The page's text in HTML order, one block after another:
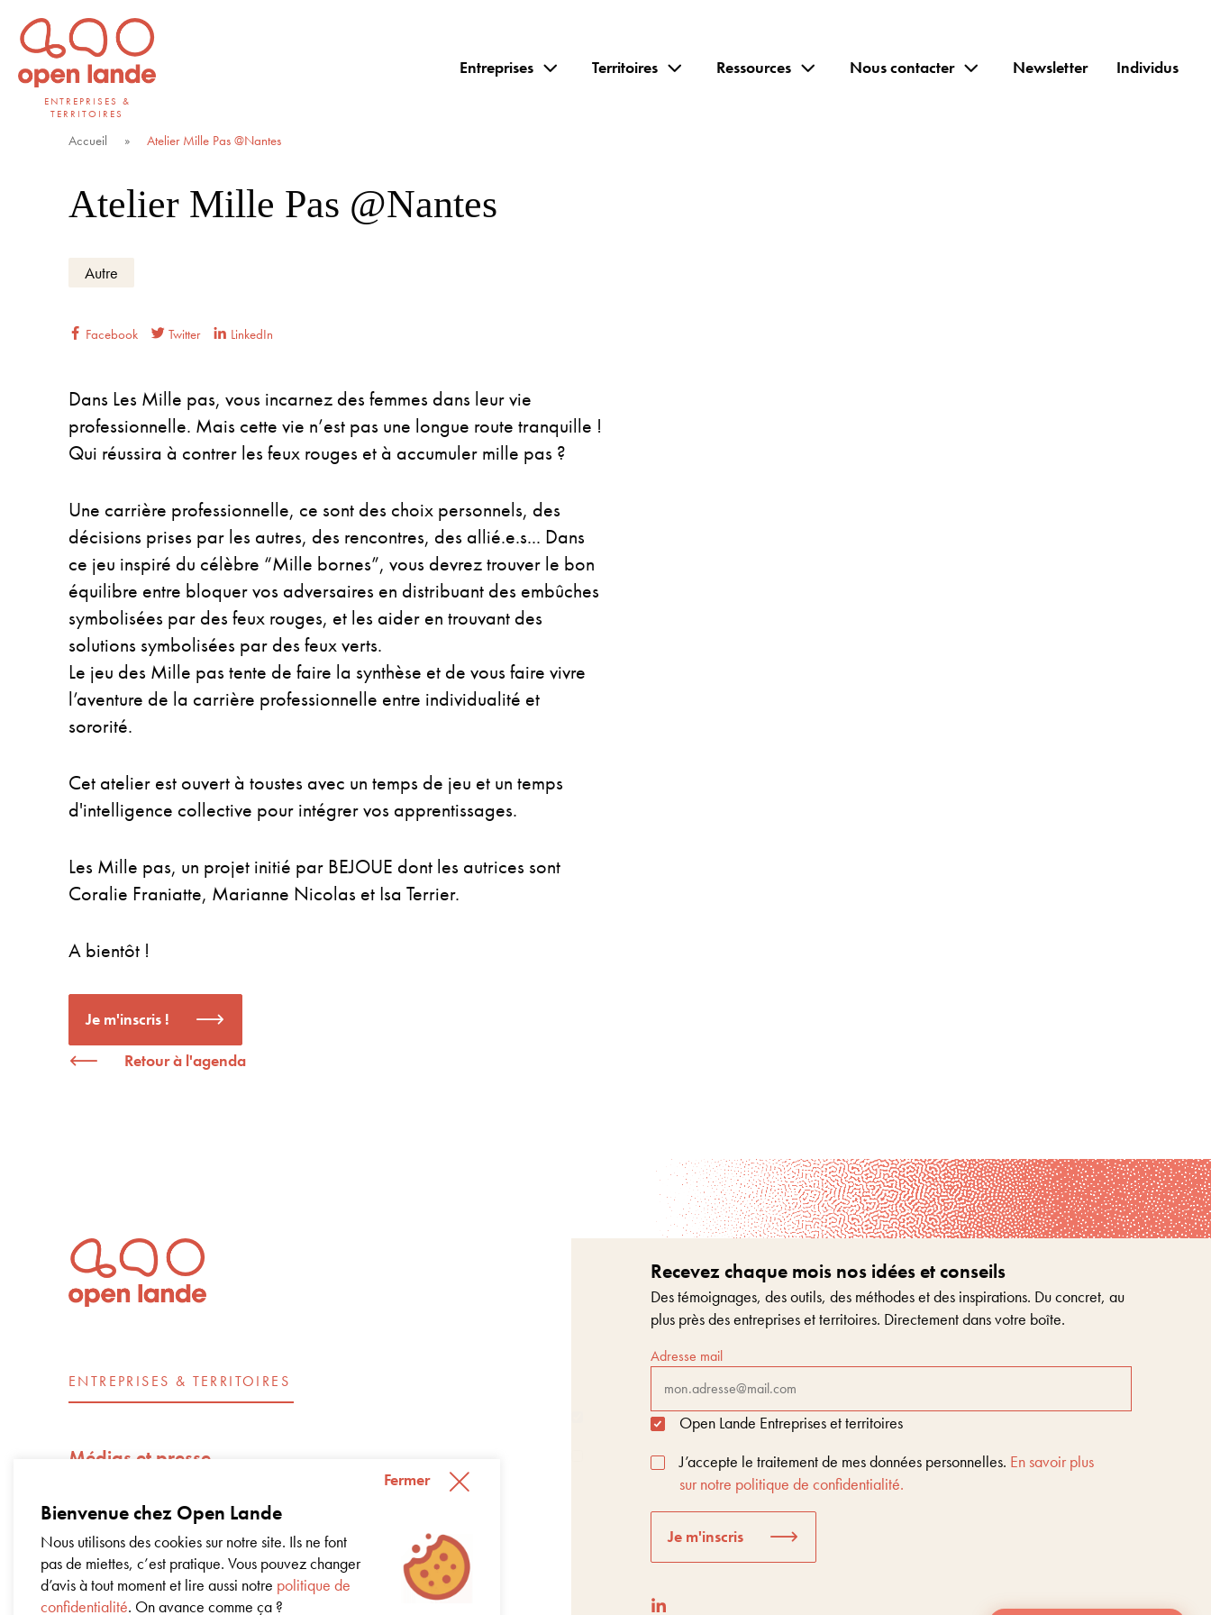
Aller
directement
au
contenuENTREPRISES &
TERRITOIRES
Open Lande
Entreprises & territoires
Entreprises Territoires Ressources Nous contacter Newsletter Individus
Accueil » Atelier Mille Pas @Nantes
Atelier Mille Pas @Nantes
Autre
Facebook Twitter LinkedIn
Dans Les Mille pas, vous incarnez des femmes dans leur vie
professionnelle. Mais cette vie n’est pas une longue route tranquille !
Qui réussira à contrer les feux rouges et à accumuler mille pas ?
Une carrière professionnelle, ce sont des choix personnels, des
décisions prises par les autres, des rencontres, des allié.e.s... Dans
ce jeu inspiré du célèbre “Mille bornes”, vous devrez trouver le bon
équilibre entre bloquer vos adversaires en distribuant des embûches
symbolisées par des feux rouges, et les aider en trouvant des
solutions symbolisées par des feux verts.
Le jeu des Mille pas tente de faire la synthèse et de vous faire vivre
l’aventure de la carrière professionnelle entre individualité et
sororité.
Cet atelier est ouvert à toustes avec un temps de jeu et un temps
d'intelligence collective pour intégrer vos apprentissages.
Les Mille pas, un projet initié par BEJOUE dont les autrices sont
Coralie Franiatte, Marianne Nicolas et Isa Terrier.
A bientôt !
Je m'inscris !
Retour à l'agenda
ENTREPRISES & TERRITOIRES
Médias et presse
Open Lande recrute
Nos engagements d’entreprise – Impact Score
Livre blanc sur la régénération
Recevez chaque mois nos idées et conseils
Des témoignages, des outils, des méthodes et des inspirations. Du concret, au
plus près des entreprises et territoires. Directement dans votre boîte.
Adresse mail
Open Lande Entreprises et territoires
J’accepte le traitement de mes données personnelles. En savoir plus
sur notre politique de confidentialité.
Je m'inscris
Bienvenue chez Open Lande
Fermer
Nous utilisons des cookies sur notre site. Ils ne font
pas de miettes, c’est pratique. Vous pouvez changer
d’avis à tout moment et lire aussi notre politique de
confidentialité. On avance comme ça ?